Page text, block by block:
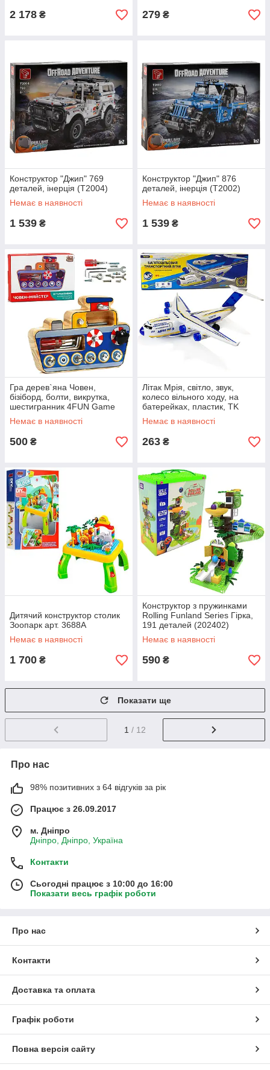
2 178 ₴ 279 ₴
Конструктор "Джип" 769
деталей, інерція (Т2004)
Немає в наявності
1 539 ₴
Конструктор "Джип" 876
деталей, інерція (Т2002)
Немає в наявності
1 539 ₴
Гра дерев`яна Човен,
бізіборд, болти, викрутка,
шестигранник 4FUN Game
Club Wood, 20*3*14см.
(20522)
Немає в наявності
500 ₴
Літак Мрія, світло, звук,
колесо вільного ходу, на
батерейках, пластик, TK
Group, 32*30*6см. (ТК-17057)
Немає в наявності
263 ₴
Дитячий конструктор столик
Зоопарк арт. 3688А
Немає в наявності
1 700 ₴
Конструктор з пружинками
Rolling Funland Series Гірка,
191 деталей (202402)
Немає в наявності
590 ₴
Показати ще
1 / 12
Про нас
98% позитивних з 64 відгуків за рік
Працює з 26.09.2017
м. Дніпро
Дніпро, Дніпро, Україна
Контакти
Сьогодні працює з 10:00 до 16:00
Показати весь графік роботи
Про нас
Контакти
Доставка та оплата
Графік роботи
Повна версія сайту